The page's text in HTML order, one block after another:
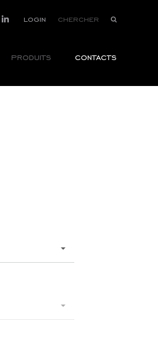
login
produits contacts